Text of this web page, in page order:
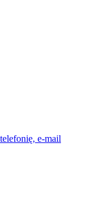
e-mail